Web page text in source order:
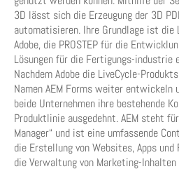
3D lässt sich die Erzeugung der 3D
automatisieren. Ihre Grundlage ist die
Adobe, die PROSTEP für die
Lösungen für die Fertigungs-industrie
Nachdem Adobe die LiveCycle-
Namen AEM Forms weiter entwickeln
beide Unternehmen ihre bestehende
Produktlinie ausgedehnt. AEM steht
Manager“ und ist eine umfassende
die Erstellung von Websites, Apps
die Verwaltung von Marketing-